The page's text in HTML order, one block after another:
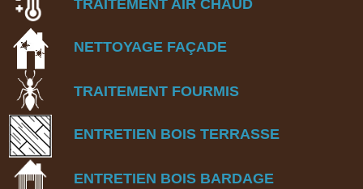
TRAITEMENT AIR CHAUD
NETTOYAGE FAÇADE
TRAITEMENT FOURMIS
ENTRETIEN BOIS TERRASSE
ENTRETIEN BOIS BARDAGE